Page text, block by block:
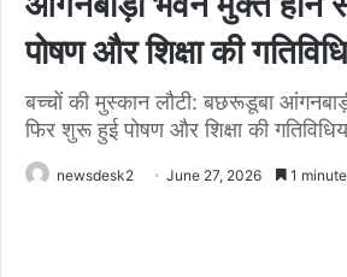
पोषण और शिक्षा की
बच्चों की मुस्कान लौटी: बछरूडूबा
फिर शुरू हुई पोषण और शिक्षा की
newsdesk2 June 27, 2026 1